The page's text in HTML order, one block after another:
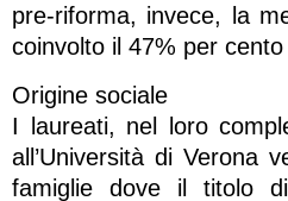
pre-riforma, invece, la
coinvolto il 47% per
Origine sociale
I laureati, nel loro
all’Università di Verona
famiglie dove il titolo